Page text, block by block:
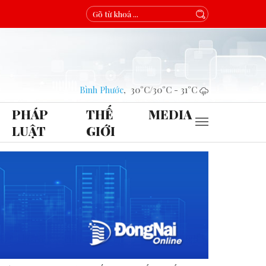
Bình Phước, 30°C/30°C - 31°C
PHÁP
LUẬT
THẾ
GIỚI
MEDIA